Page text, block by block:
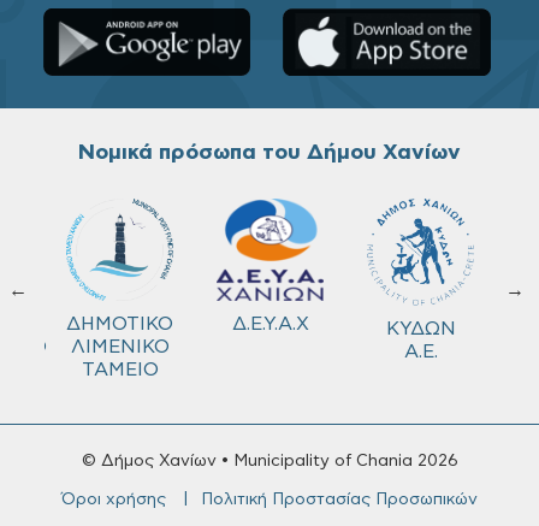
Νομικά πρόσωπα του Δήμου Χανίων
←
ΔΗΜΟΤΙΚΟ
ΛΙΜΕΝΙΚΟ
ΤΑΜΕΙΟ
Δ.Ε.Υ.Α.Χ
ΚΥΔΩΝ
Α.Ε.
→
© Δήμος Χανίων • Municipality of Chania 2026
Όροι χρήσης Πολιτική Προστασίας Προσωπικών